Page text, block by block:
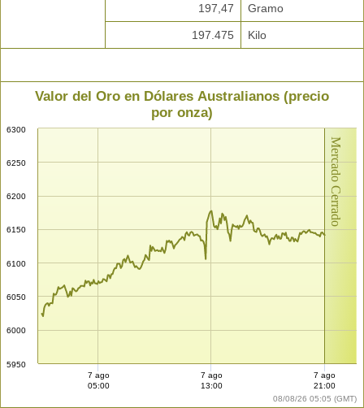
197,47 Gramo
197.475 Kilo
Mercado Cerrado
08/08/26 05:05 (GMT)
Valor del Oro en Dólares Australianos (precio
por onza)
5950
6000
6050
6100
6150
6200
6250
6300
7 ago
05:00
7 ago
13:00
7 ago
21:00